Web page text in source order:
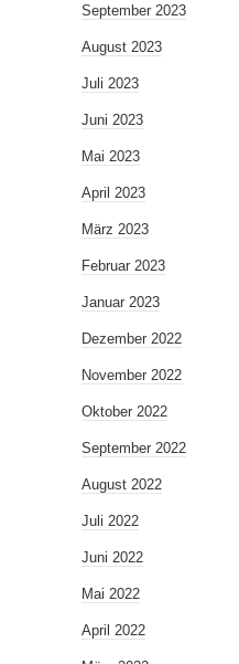
September 2023
August 2023
Juli 2023
Juni 2023
Mai 2023
April 2023
März 2023
Februar 2023
Januar 2023
Dezember 2022
November 2022
Oktober 2022
September 2022
August 2022
Juli 2022
Juni 2022
Mai 2022
April 2022